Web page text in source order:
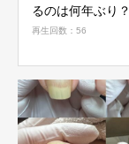
るのは何年ぶり？
再生回数：56